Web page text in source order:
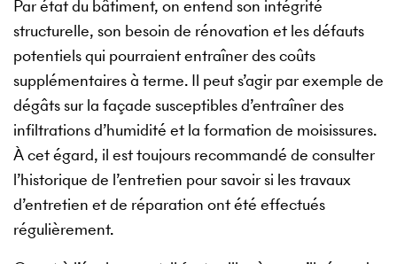
Par état du bâtiment, on entend son intégrité
structurelle, son besoin de rénovation et les défauts
potentiels qui pourraient entraîner des coûts
supplémentaires à terme. Il peut s’agir par exemple de
dégâts sur la façade susceptibles d’entraîner des
infiltrations d’humidité et la formation de moisissures.
À cet égard, il est toujours recommandé de consulter
l’historique de l’entretien pour savoir si les travaux
d’entretien et de réparation ont été effectués
régulièrement.